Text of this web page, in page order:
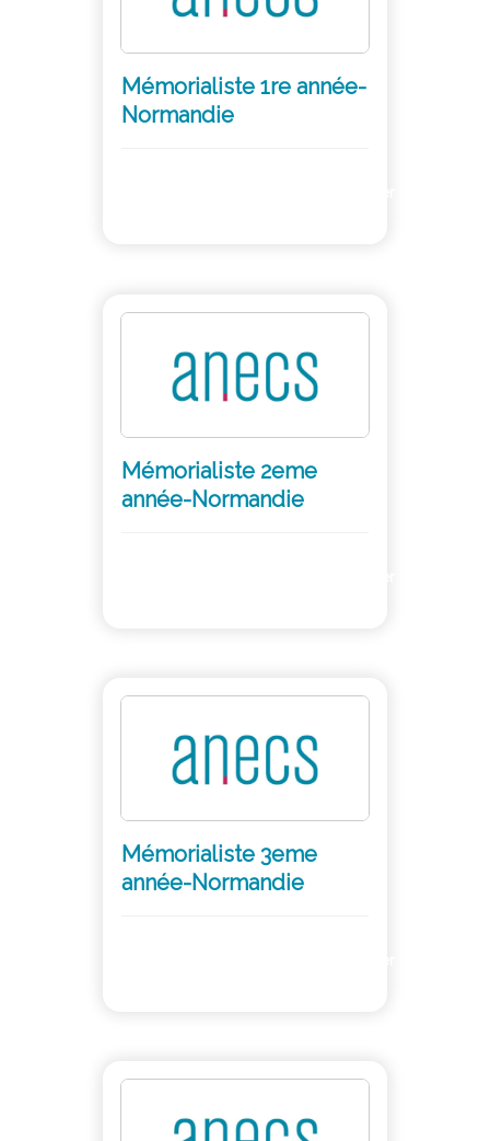
Mémorialiste 1re année-
Normandie
Mémorialiste 2eme
année-Normandie
Mémorialiste 3eme
année-Normandie